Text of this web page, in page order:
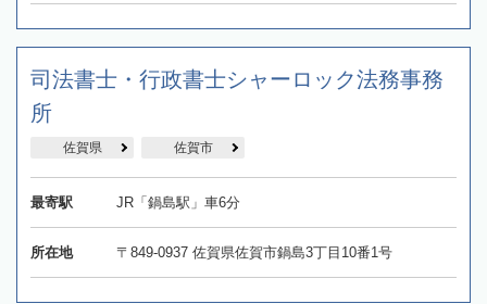
司法書士・行政書士シャーロック法務事務
所
佐賀県 佐賀市
最寄駅 JR「鍋島駅」車6分
所在地 〒849-0937 佐賀県佐賀市鍋島3丁目10番1号